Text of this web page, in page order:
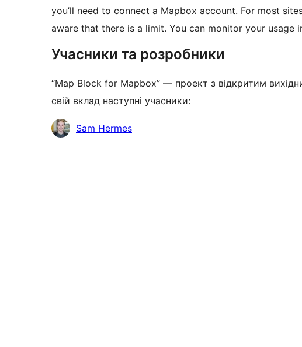
you’ll need to connect a Mapbox account. For most
aware that there is a limit. You can monitor your usage
Учасники та розробники
“Map Block for Mapbox” — проект з відкритим
свій вклад наступні учасники:
УчасникиSam Hermes